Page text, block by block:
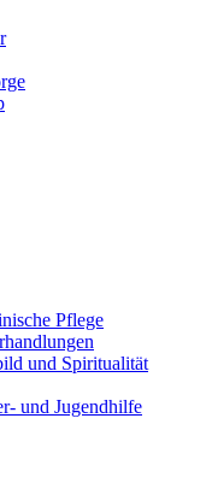
Pflege
und Spiritualität
und Jugendhilfe